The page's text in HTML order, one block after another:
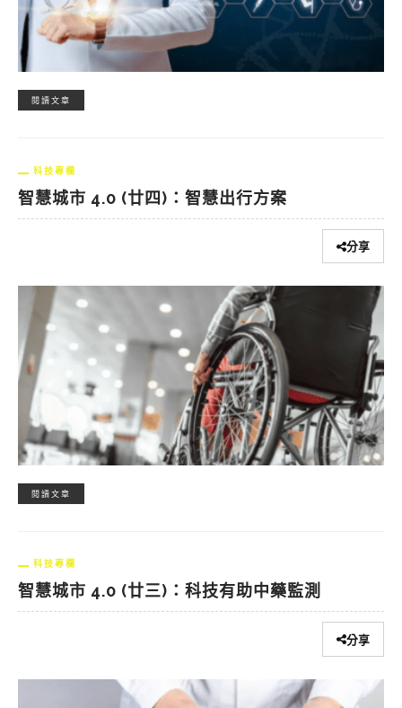
閱讀文章
科技專欄
智慧城市 4.0 (廿四)：智慧出行方案
分享
閱讀文章
科技專欄
智慧城市 4.0 (廿三)：科技有助中藥監測
分享